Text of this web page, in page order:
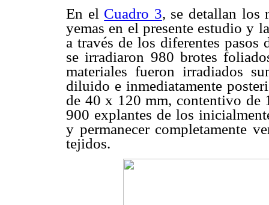
En el Cuadro 3, se detallan los
yemas en el presente estudio y
a través de los diferentes
se irradiaron 980 brotes
materiales fueron irradiados
diluido e inmediatamente
de 40 x 120 mm, contentivo
900 explantes de los
y permanecer completamente
tejidos.